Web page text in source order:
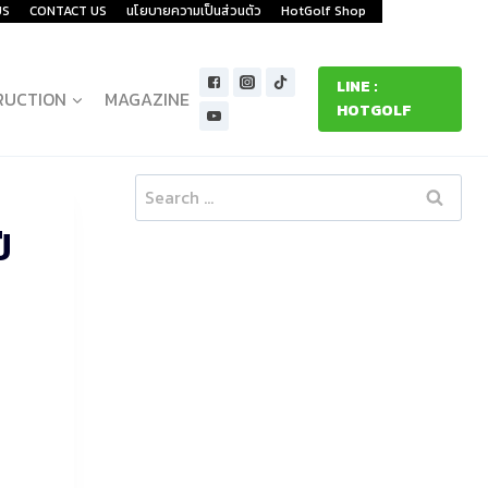
CONTACT US นโยบายความเป็นส่วนตัว HotGolf Shop
MAGAZINE
LINE :
HOTGOLF
Search
for: